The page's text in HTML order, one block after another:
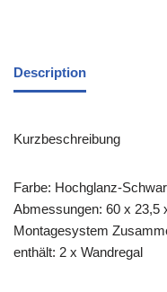
Description
Kurzbeschreibung
Farbe: Hochglanz-
Abmessungen: 60 x 23,5
Montagesystem
enthält: 2 x Wandregal